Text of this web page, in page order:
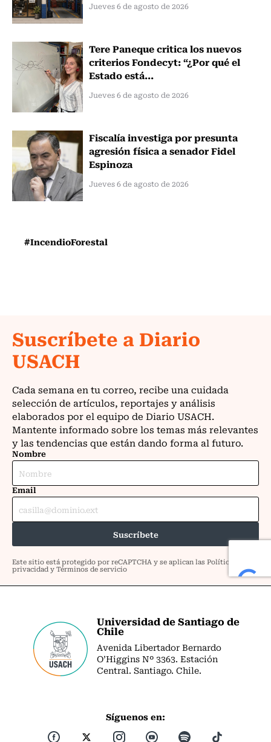
Jueves 6 de agosto de 2026
Tere Paneque critica los nuevos
criterios Fondecyt: “¿Por qué el
Estado está...
Jueves 6 de agosto de 2026
Fiscalía investiga por presunta
agresión física a senador Fidel
Espinoza
Jueves 6 de agosto de 2026
#IncendioForestal
Universidad de Santiago de
Chile
Avenida Libertador Bernardo
O’Higgins Nº 3363. Estación
Central. Santiago. Chile.
Síguenos en: